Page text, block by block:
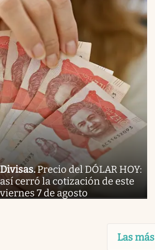
Divisas.Precio del DÓLAR HOY:
así cerró la cotización de este
viernes 7 de agosto
Las